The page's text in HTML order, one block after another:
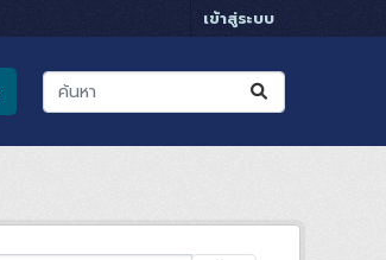
เข้าสู่ระบบ